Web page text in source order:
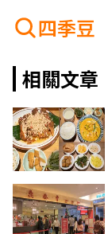
四季豆
相關文章